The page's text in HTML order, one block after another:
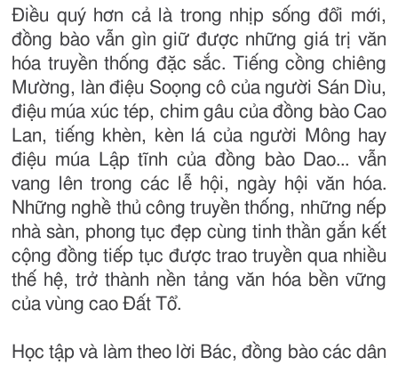
Điều quý hơn cả là trong nhịp sống đổi mới,
đồng bào vẫn gìn giữ được những giá trị văn
hóa truyền thống đặc sắc. Tiếng cồng chiêng
Mường, làn điệu Soọng cô của người Sán Dìu,
điệu múa xúc tép, chim gâu của đồng bào Cao
Lan, tiếng khèn, kèn lá của người Mông hay
điệu múa Lập tĩnh của đồng bào Dao... vẫn
vang lên trong các lễ hội, ngày hội văn hóa.
Những nghề thủ công truyền thống, những nếp
nhà sàn, phong tục đẹp cùng tinh thần gắn kết
cộng đồng tiếp tục được trao truyền qua nhiều
thế hệ, trở thành nền tảng văn hóa bền vững
của vùng cao Đất Tổ.
Học tập và làm theo lời Bác, đồng bào các dân